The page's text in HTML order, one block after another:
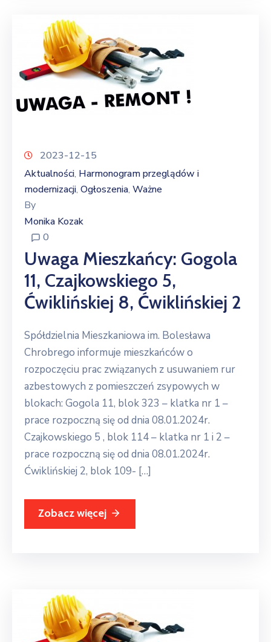
2023-12-15
Aktualności‚ Harmonogram przeglądów i
modernizacji‚ Ogłoszenia‚ Ważne
By
Monika Kozak
0
Uwaga Mieszkańcy: Gogola
11, Czajkowskiego 5,
Ćwiklińskiej 8, Ćwiklińskiej 2
Spółdzielnia Mieszkaniowa im. Bolesława
Chrobrego informuje mieszkańców o
rozpoczęciu prac związanych z usuwaniem rur
azbestowych z pomieszczeń zsypowych w
blokach: Gogola 11, blok 323 – klatka nr 1 –
prace rozpoczną się od dnia 08.01.2024r.
Czajkowskiego 5 , blok 114 – klatka nr 1 i 2 –
prace rozpoczną się od dnia 08.01.2024r.
Ćwiklińskiej 2, blok 109- […]
Zobacz więcej